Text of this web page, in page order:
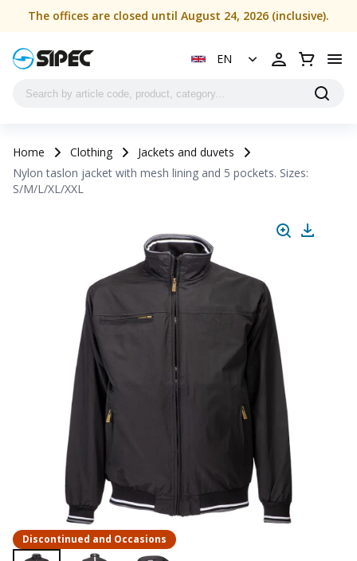
The offices are closed until August 24, 2026 (inclusive).
EN
Home Clothing
Jackets and duvets
Nylon taslon jacket with mesh lining and 5 pockets. Sizes:
S/M/L/XL/XXL
Discontinued and Occasions